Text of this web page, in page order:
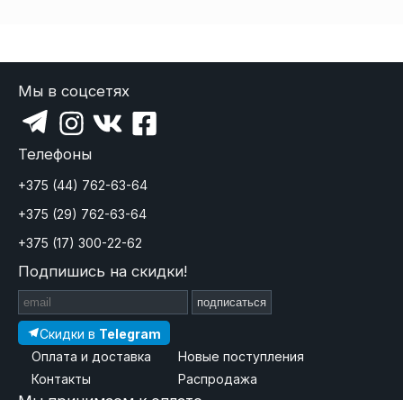
Мы в соцсетях
Телефоны
+375 (44) 762-63-64
+375 (29) 762-63-64
+375 (17) 300-22-62
Подпишись на скидки!
подписаться
Скидки в Telegram
Оплата и доставка
Контакты
Новые поступления
Распродажа